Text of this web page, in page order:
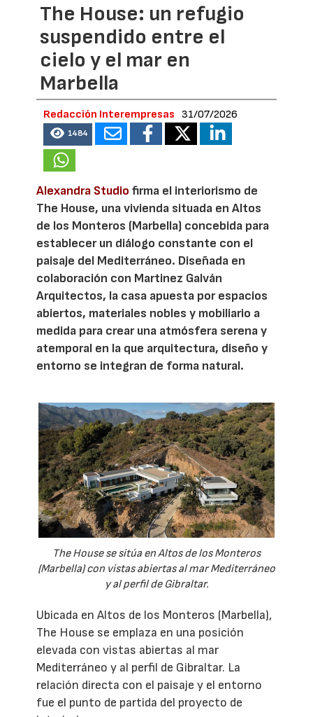
The House: un refugio
suspendido entre el
cielo y el mar en
Marbella
Redacción Interempresas 31/07/2026
1484
Alexandra Studio firma el interiorismo de
The House, una vivienda situada en Altos
de los Monteros (Marbella) concebida para
establecer un diálogo constante con el
paisaje del Mediterráneo. Diseñada en
colaboración con Martinez Galván
Arquitectos, la casa apuesta por espacios
abiertos, materiales nobles y mobiliario a
medida para crear una atmósfera serena y
atemporal en la que arquitectura, diseño y
entorno se integran de forma natural.
The House se sitúa en Altos de los Monteros
(Marbella) con vistas abiertas al mar Mediterráneo
y al perfil de Gibraltar.
Ubicada en Altos de los Monteros (Marbella),
The House se emplaza en una posición
elevada con vistas abiertas al mar
Mediterráneo y al perfil de Gibraltar. La
relación directa con el paisaje y el entorno
fue el punto de partida del proyecto de